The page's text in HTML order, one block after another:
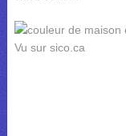
Vu sur sico.ca